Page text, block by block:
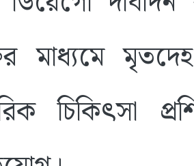
মাধ্যমে
চিকিৎসা